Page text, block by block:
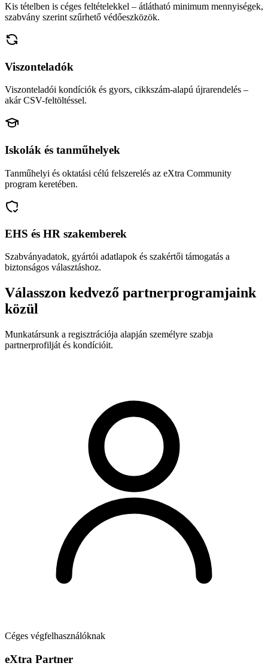
Kis tételben is céges feltételekkel – átlátható minimum mennyiségek,
szabvány szerint szűrhető védőeszközök.
Viszonteladók
Viszonteladói kondíciók és gyors, cikkszám-alapú újrarendelés –
akár CSV-feltöltéssel.
Iskolák és tanműhelyek
Tanműhelyi és oktatási célú felszerelés az eXtra Community
program keretében.
EHS és HR szakemberek
Szabványadatok, gyártói adatlapok és szakértői támogatás a
biztonságos választáshoz.
Válasszon kedvező partnerprogramjaink
közül
Munkatársunk a regisztrációja alapján személyre szabja
partnerprofilját és kondícióit.
Céges végfelhasználóknak
eXtra Partner